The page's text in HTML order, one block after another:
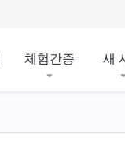
체험간증 새